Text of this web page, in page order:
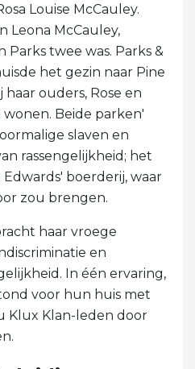
Louise McCauley.
Leona McCauley,
twee was. Parks &
het gezin naar Pine
haar ouders, Rose en
Beide parken'
slaven en
rassengelijkheid; het
boerderij, waar
zou brengen.
haar vroege
en
In één ervaring,
voor hun huis met
Klux Klan-leden door